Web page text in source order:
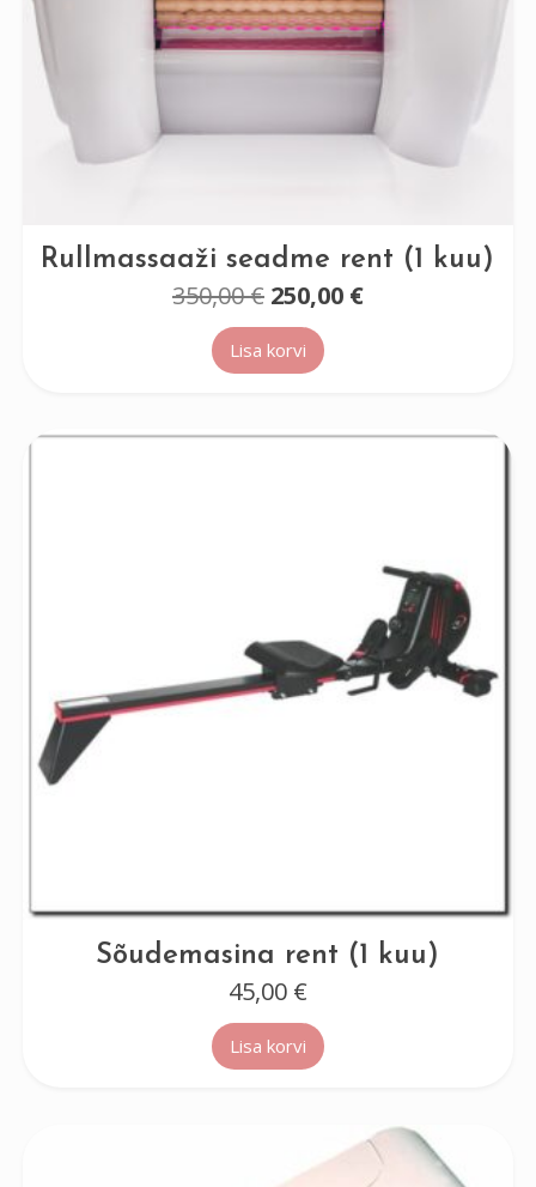
Rullmassaaži seadme rent (1 kuu)
350,00€ Algne
hind
oli:
250,00 €Praegune
Lisa korvi
Sõudemasina rent (1 kuu)
45,00 €
Lisa korvi